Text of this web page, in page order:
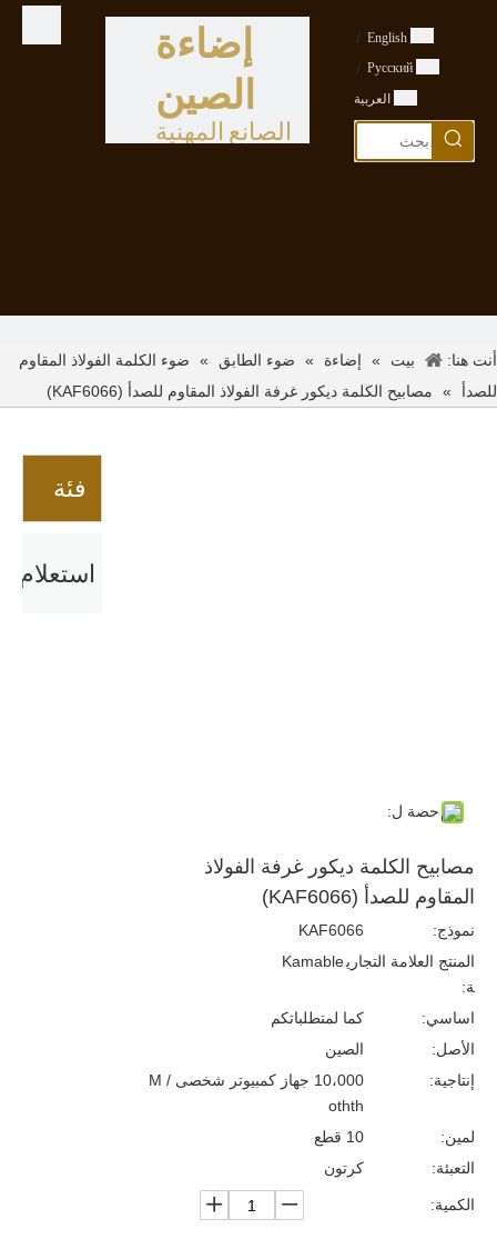
إضاءة
الصين
الصانع المهنية
English
/
Pусский
/
العربية
أنت هنا: بيت » إضاءة » ضوء الطابق »
ضوء الكلمة الفولاذ المقاوم
للصدأ
» مصابيح الكلمة ديكور غرفة الفولاذ المقاوم للصدأ (KAF6066)
فئة
استعلام
حصة ل:
مصابيح الكلمة ديكور غرفة الفولاذ
المقاوم للصدأ (KAF6066)
نموذج:
KAF6066
المنتج العلامة التجاري
ة:
Kamable
اساسي:
كما لمتطلباتكم
الأصل:
الصين
إنتاجية:
10،000 جهاز كمبيوتر شخصى / M
othth
لمين:
10 قطع
التعبئة:
كرتون
الكمية: